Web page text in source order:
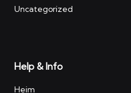
Uncategorized
Help & Info
Heim